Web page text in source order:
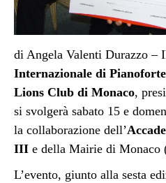
di Angela Valenti Durazzo –
Internazionale di
Lions Club di Monaco,
si svolgerà sabato 15 e
la collaborazione dell’
III e della Mairie di Monaco
L’evento, giunto alla sesta